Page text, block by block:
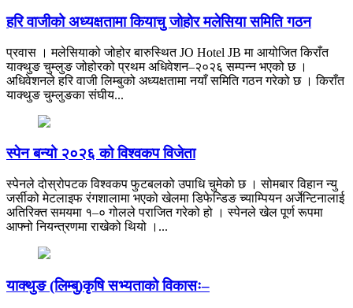
हरि वाजीको अध्यक्षतामा कियाचु जोहोर मलेसिया समिति गठन
प्रवास । मलेसियाको जोहोर बारुस्थित JO Hotel JB मा आयोजित किराँत
याक्थुङ चुम्लुङ जोहोरको प्रथम अधिवेशन–२०२६ सम्पन्न भएको छ ।
अधिवेशनले हरि वाजी लिम्बुको अध्यक्षतामा नयाँ समिति गठन गरेको छ । किराँत
याक्थुङ चुम्लुङका संघीय...
स्पेन बन्यो २०२६ को विश्वकप विजेता
स्पेनले दोस्रोपटक विश्वकप फुटबलको उपाधि चुमेको छ । सोमबार विहान न्यु
जर्सीको मेटलाइफ रंगशालामा भएको खेलमा डिफेन्डिङ च्याम्पियन अर्जेन्टिनालाई
अतिरिक्त समयमा १–० गोलले पराजित गरेको हो । स्पेनले खेल पूर्ण रूपमा
आफ्नो नियन्त्रणमा राखेको थियो ।...
याक्थुङ (लिम्बु)कृषि सभ्यताको विकासः–